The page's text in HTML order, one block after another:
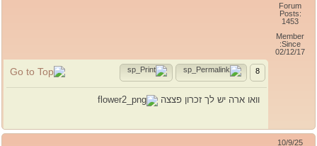
Forum
Posts:
1453
Member
Since:
02/12/17
8
וואו ארה יש לך זכרון פצצה
10/9/25